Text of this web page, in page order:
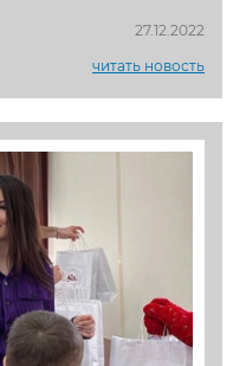
27.12.2022
читать новость